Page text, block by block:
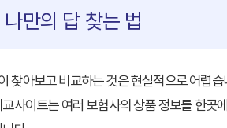
만의 답 찾는 법
찾아보고 비교하는 것은 현실적으로 어렵습
사이트는 여러 보험사의 상품 정보를 한곳